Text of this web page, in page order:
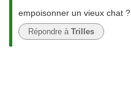
empoisonner un vieux chat ?
Répondre à Trilles